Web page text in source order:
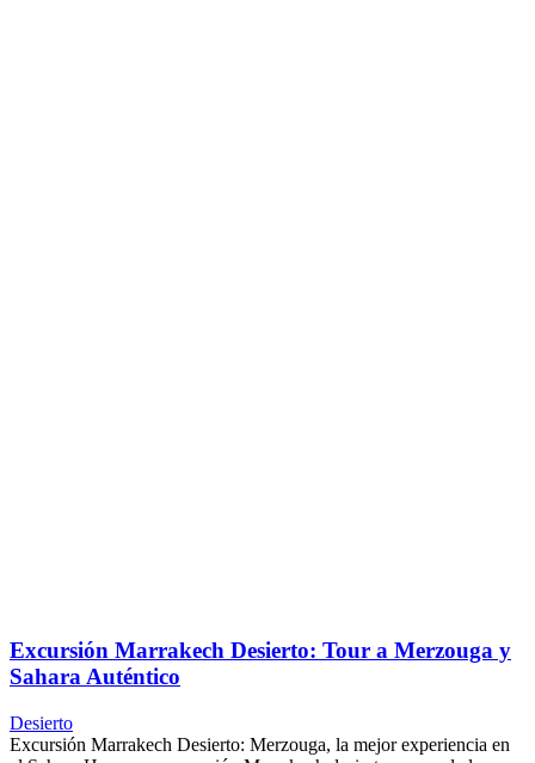
Excursión Marrakech Desierto: Tour a Merzouga y
Sahara Auténtico
Desierto
Excursión Marrakech Desierto: Merzouga, la mejor experiencia en